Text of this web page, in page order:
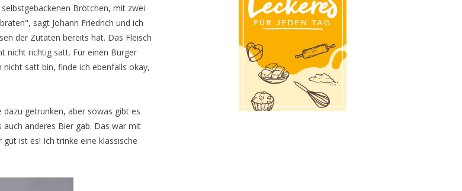
Brötchen, mit zwei
sagt Johann Friedrich und ich
der Zutaten bereits hat. Das Fleisch
nicht richtig satt. Für einen Burger
satt bin, finde ich ebenfalls okay,
getrunken, aber sowas gibt es
anderes Bier gab. Das war mit
ist es! Ich trinke eine klassische